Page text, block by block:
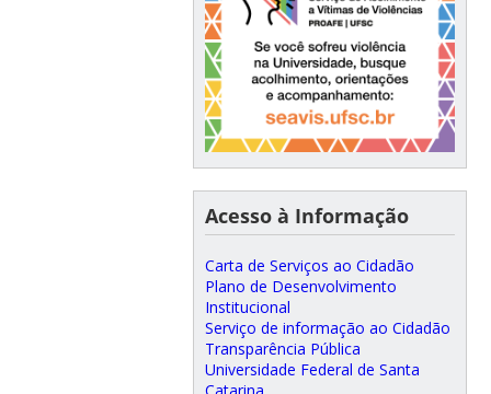
Acesso à Informação
Carta de Serviços ao Cidadão
Plano de Desenvolvimento
Institucional
Serviço de informação ao Cidadão
Transparência Pública
Universidade Federal de Santa